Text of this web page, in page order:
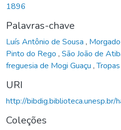
1896
Palavras-chave
Luís Antônio de Sousa ,
Pinto do Rego , São João de
freguesia de Mogi Guaçu ,
URI
http://
Coleções